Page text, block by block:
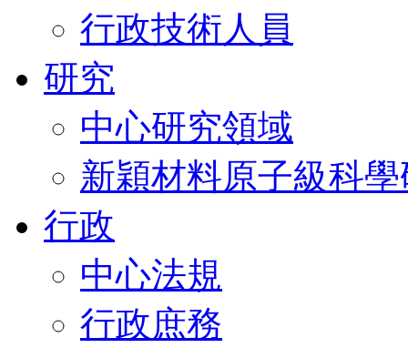
行政技術人員
研究
中心研究領域
新穎材料原子級科
行政
中心法規
行政庶務